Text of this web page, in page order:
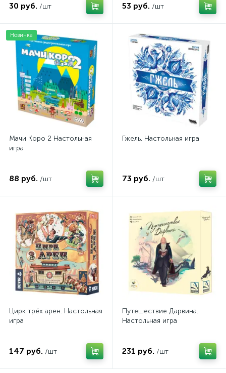
30 руб. /шт 53 руб. /шт
Новинка
Мачи Коро 2 Настольная
игра
88 руб. /шт
Гжель. Настольная игра
73 руб. /шт
Цирк трёх арен. Настольная
игра
147 руб. /шт
Путешествие Дарвина.
Настольная игра
231 руб. /шт